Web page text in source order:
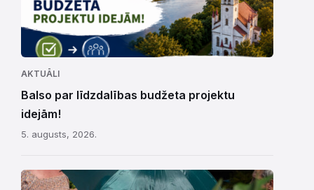
AKTUĀLI
Balso par līdzdalības budžeta projektu
idejām!
5. augusts, 2026.